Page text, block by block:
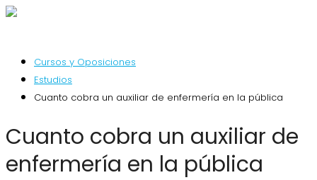
Cursos y Oposiciones
Estudios
Cuanto cobra un auxiliar de enfermería en la pública
Cuanto cobra un auxiliar de
enfermería en la pública